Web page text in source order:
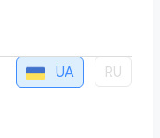
UA RU